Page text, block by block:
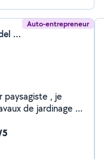
Auto-entrepreneur
Abdelouahab Kotbi (Abdel jardin)
de jardinage ,
, possède